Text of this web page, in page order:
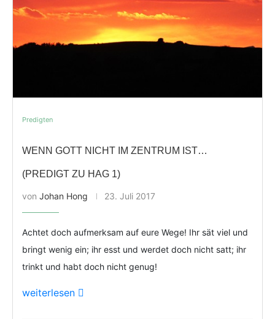
Predigten
WENN GOTT NICHT IM ZENTRUM IST…
(PREDIGT ZU HAG 1)
von Johan Hong 23. Juli 2017
Achtet doch aufmerksam auf eure Wege! Ihr sät viel und
bringt wenig ein; ihr esst und werdet doch nicht satt; ihr
trinkt und habt doch nicht genug!
weiterlesen